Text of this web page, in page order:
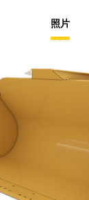
照片